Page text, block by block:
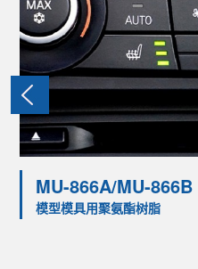
MU-866A/MU-866B
模型模具用聚氨酯树脂